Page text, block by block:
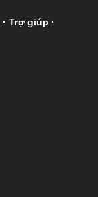
· Trợ giúp ·